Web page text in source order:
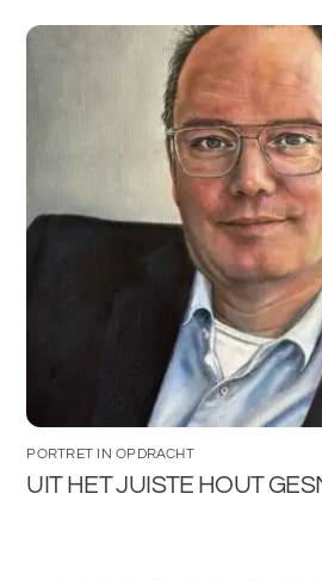
PORTRET IN OPDRACHT
UIT HET JUISTE HOUT